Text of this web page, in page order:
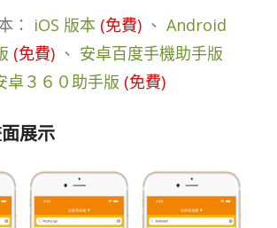
： iOS 版本 (免費)、 Android
(免費)、 安卓百度手機助手版
卓３６０助手版 (免費)
展示